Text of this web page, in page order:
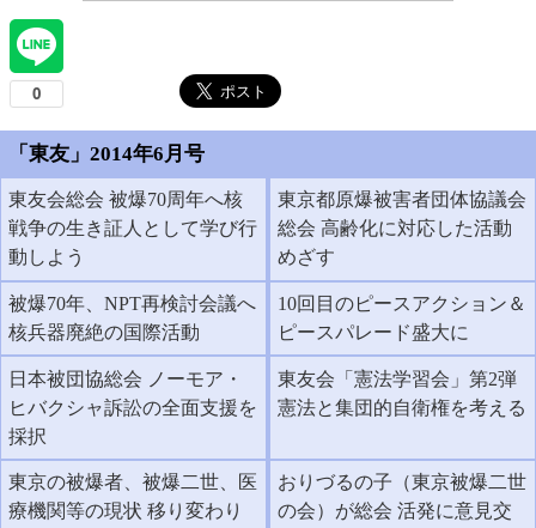
「東友」2014年6月号
東友会総会 被爆70周年へ核
戦争の生き証人として学び行
動しよう
東京都原爆被害者団体協議会
総会 高齢化に対応した活動
めざす
被爆70年、NPT再検討会議へ
核兵器廃絶の国際活動
10回目のピースアクション＆
ピースパレード盛大に
日本被団協総会 ノーモア・
ヒバクシャ訴訟の全面支援を
採択
東友会「憲法学習会」第2弾
憲法と集団的自衛権を考える
東京の被爆者、被爆二世、医
療機関等の現状 移り変わり
おりづるの子（東京被爆二世
の会）が総会 活発に意見交